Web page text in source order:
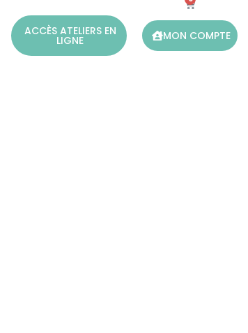
ACCÈS ATELIERS EN
LIGNE MON COMPTE